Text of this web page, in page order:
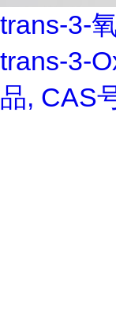
trans-3-
trans-3-
品, CAS